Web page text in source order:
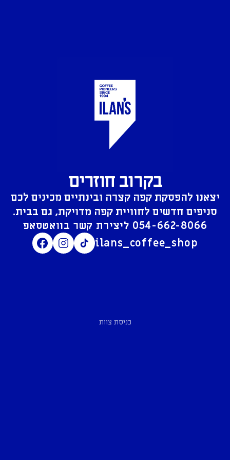
בקרוב חוזרים
יצאנו להפסקת קפה קצרה ובינתיים מכינים לכם
סניפים חדשים לחוויית קפה מדויקת, גם בבית.
054-662-8066
ilans_coffee_shop
כניסת צוות